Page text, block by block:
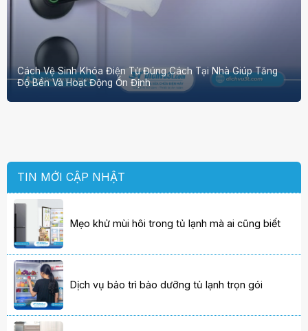
Cách Vệ Sinh Khóa Điện Tử Đúng Cách Tại Nhà Giúp Tăng
Độ Bền Và Hoạt Động Ổn Định
TIN MỚI CẬP NHẬT
Mẹo khử mùi hôi trong tủ lạnh mà ai cũng biết
Dịch vụ bảo trì bảo dưỡng tủ lạnh trọn gói